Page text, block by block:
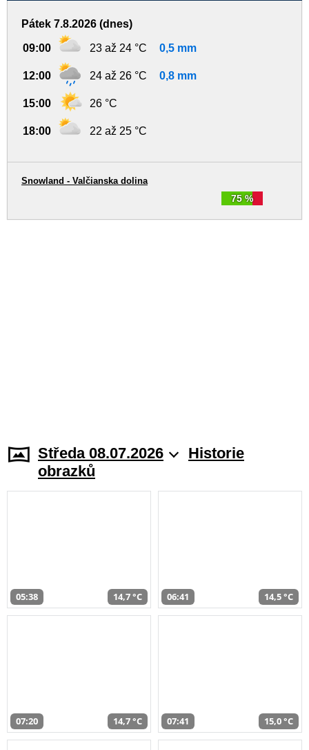
Pátek 7.8.2026 (dnes)
09:00 23 až 24 °C 0,5 mm
12:00 24 až 26 °C 0,8 mm
15:00 26 °C
18:00 22 až 25 °C
75 %
Snowland - Valčianska dolina
Středa 08.07.2026
Historie
obrazků
05:38 14,7 °C 06:41 14,5 °C
07:20 14,7 °C 07:41 15,0 °C